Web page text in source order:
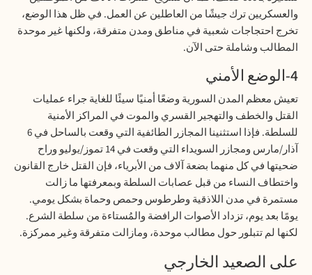
والعسكريين ترك جيشًا من العاطلين عن العمل. في ظل هذا الوضع،
تخرج احتجاجات شعبية في مناطق ومدن متفرقة، ولكنها غير موحدة
المطالب وشاملة حتى الآن.
4-الوضع الأمني
تعيش معظم المدن السورية وضعًا أمنيًا سيئًا للغاية جراء عمليات
القتل والخطف والتهجير القسري والموت في المراكز الأمنية
للسلطة. فإذا استثنينا المجازر الطائفية التي وقعت بالساحل في 6
آذار/مارس ومجازر السويداء التي وقعت في 14 تموز/يوليو وراح
ضحيتها في كل منهما بضعة آلاف من الأبرياء، فإن القتل خارج القانون
واختطاف النساء من قبل عصابات السلطة وبمعرفتها ما زالت
مستمرة في مدن اللاذقية وطرطوس وحمص وحماة بشكل يومي.
يومًا بعد يوم، تزداد الأصوات الرافضة والمُستاءة من سلطة الشرع.
لكنها لم تتبلور حول مطالب موحدة، ومازالت متفرقة وغير ممركزة.
على الصعيد الخارجي